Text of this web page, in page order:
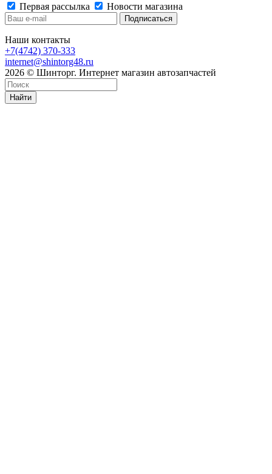
Первая рассылка
Новости магазина
Наши контакты
+7(4742) 370-333
internet@shintorg48.ru
2026 © Шинторг. Интернет магазин автозапчастей
Найти